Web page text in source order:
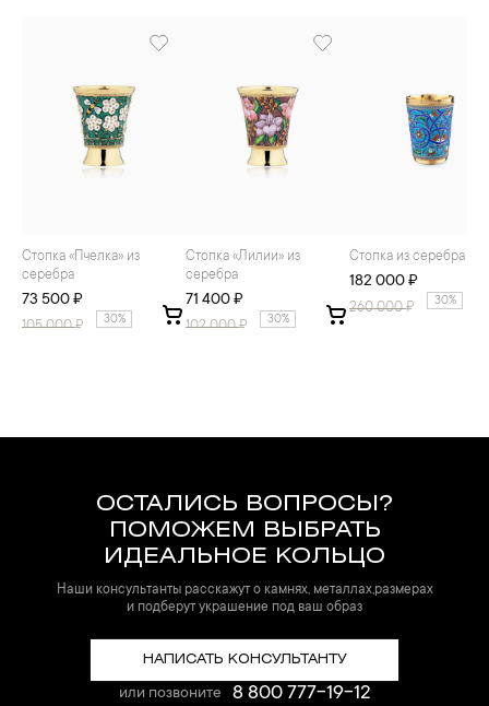
Стопка «Пчелка» из
серебра
73 500 ₽
105 000₽ 30%
Стопка «Лилии» из
серебра
71 400 ₽
102 000₽ 30%
Стопка из серебра
182 000 ₽
260 000₽ 30%
ОСТАЛИСЬ ВОПРОСЫ?
ПОМОЖЕМ ВЫБРАТЬ
ИДЕАЛЬНОЕ КОЛЬЦО
Наши консультанты расскажут о камнях, металлах,размерах
и подберут украшение под ваш образ
НАПИСАТЬ КОНСУЛЬТАНТУ
или позвоните 8 800 777-19-12